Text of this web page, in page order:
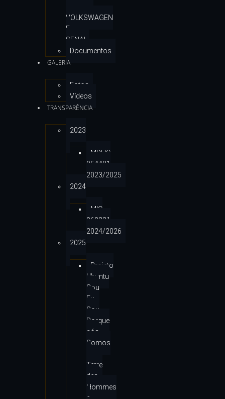
VOLKSWAGEN
E
SENAI
Documentos
GALERIA
Fotos
Vídeos
TRANSPARÊNCIA
2023
MDHC
954481
2023/2025
2024
MIC
960231
2024/2026
2025
Projeto
Ubuntu
Sou
Eu
Sou
Porque
nós
Somos
Terre
des
Hommes